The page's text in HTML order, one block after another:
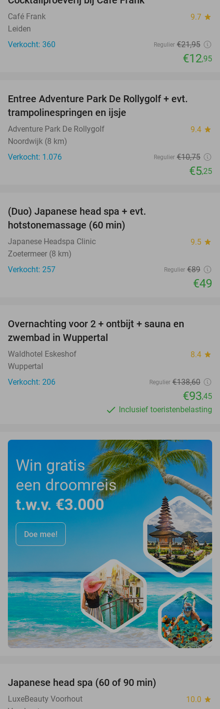
Café Frank 9.7 star
Leiden
Verkocht: 360
Regulier €21,95
€12,95
Entree Adventure Park De Rollygolf + evt.
trampolinespringen en ijsje
Adventure Park De Rollygolf 9.4 star
Noordwijk (8 km)
Verkocht: 1.076
Regulier €10,75
€5,25
(Duo) Japanese head spa + evt.
hotstonemassage (60 min)
Japanese Headspa Clinic 9.5 star
Zoetermeer (8 km)
Verkocht: 257
Regulier €89
€49
Overnachting voor 2 + ontbijt + sauna en
zwembad in Wuppertal
Waldhotel Eskeshof 8.4 star
Wuppertal
Verkocht: 206
Regulier €138,60
€93,45
Inclusief toeristenbelasting
Win gratis
een droomreis
t.w.v. €3.000
Doe mee!
Japanese head spa (60 of 90 min)
LuxeBeauty Voorhout 10.0 star